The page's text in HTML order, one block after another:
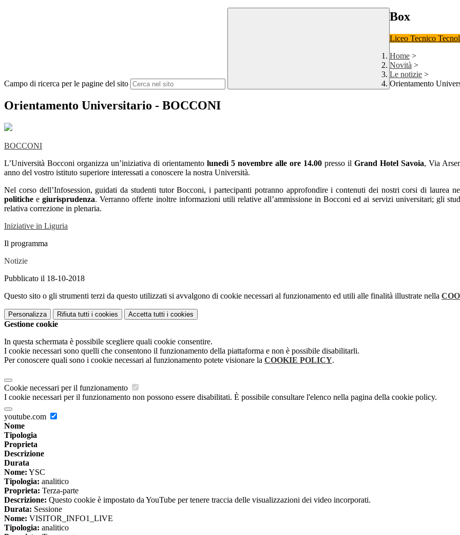
Campo di ricerca per le pagine del sito
Box
Liceo Tecnico
Home >
Novità >
Le notizie >
Orientamento
Orientamento Universitario - BOCCONI
BOCCONI
L’Università Bocconi organizza un’iniziativa di orientamento lunedì 5 novembre alle ore 14.00 presso il Grand Hotel Savoia, Via
anno del vostro istituto superiore interessati a conoscere la nostra Università.
Nel corso dell’Infosession, guidati da studenti tutor Bocconi, i partecipanti potranno approfondire i contenuti dei nostri corsi di laurea
politiche egiurisprudenza. Verranno offerte inoltre informazioni utili relative all’ammissione in Bocconi ed ai servizi universitari; gli
relativa correzione in plenaria.
Iniziative in Liguria
Il programma
Notizie
Pubblicato il 18-10-2018
Questo sito o gli strumenti terzi da questo utilizzati si avvalgono di cookie necessari al funzionamento ed utili alle finalità illustrate nella
Personalizza Rifiuta tutti i cookies Accetta tutti i cookies
Gestione cookie
In questa schermata è possibile scegliere quali cookie consentire.
I cookie necessari sono quelli che consentono il funzionamento della piattaforma e non è possibile disabilitarli.
Per conoscere quali sono i cookie necessari al funzionamento potete visionare la COOKIE POLICY.
Cookie necessari per il funzionamento
I cookie necessari per il funzionamento non possono essere disabilitati. È possibile consultare l'elenco nella pagina della cookie policy.
youtube.com
Nome
Tipologia
Proprieta
Descrizione
Durata
Nome: YSC
Tipologia: analitico
Proprieta: Terza-parte
Descrizione: Questo cookie è impostato da YouTube per tenere traccia delle visualizzazioni dei video incorporati.
Durata: Sessione
Nome: VISITOR_INFO1_LIVE
Tipologia: analitico